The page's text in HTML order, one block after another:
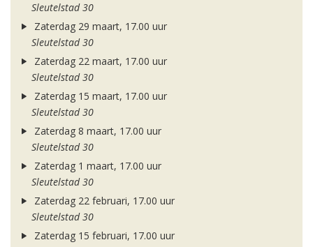
Sleutelstad 30
Zaterdag 29 maart, 17.00 uur
Sleutelstad 30
Zaterdag 22 maart, 17.00 uur
Sleutelstad 30
Zaterdag 15 maart, 17.00 uur
Sleutelstad 30
Zaterdag 8 maart, 17.00 uur
Sleutelstad 30
Zaterdag 1 maart, 17.00 uur
Sleutelstad 30
Zaterdag 22 februari, 17.00 uur
Sleutelstad 30
Zaterdag 15 februari, 17.00 uur